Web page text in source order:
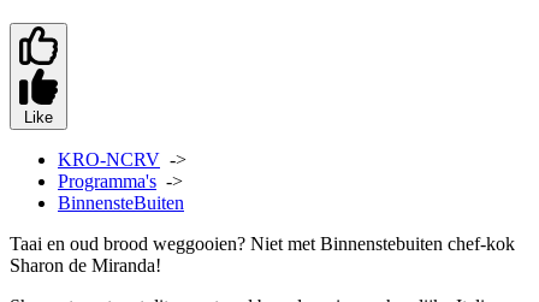
Like
KRO-NCRV ->
Programma's ->
BinnensteBuiten
Taai en oud brood weggooien? Niet met Binnenstebuiten chef-kok
Sharon de Miranda!